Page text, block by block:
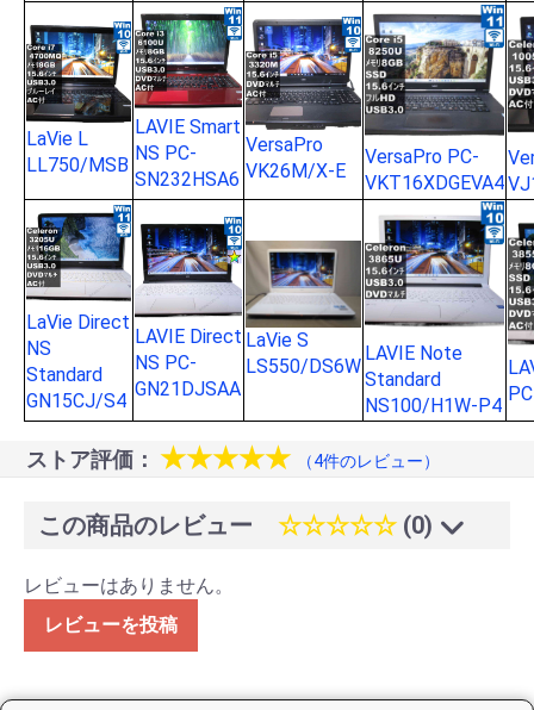
LaVie L
LL750/MSB
LAVIE Smart
NS PC-
SN232HSA6
VersaPro
VK26M/X-E
VersaPro PC-
VKT16XDGEVA4
LaVie Direct
NS
Standard
GN15CJ/S4
LAVIE Direct
NS PC-
GN21DJSAA
LaVie S
LS550/DS6W
LAVIE Note
Standard
NS100/H1W-P4
ストア評価： ★★★★★ （4件のレビュー）
この商品のレビュー ☆☆☆☆☆ (0)
レビューはありません。
レビューを投稿